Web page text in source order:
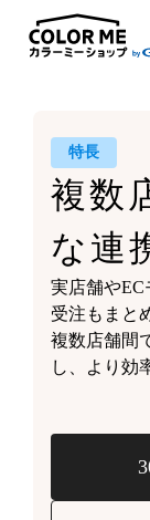
特長
複数
な連
実店舗やEC
受注もまと
複数店舗間
し、 より効